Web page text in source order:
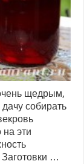
щедрым,
собирать
эти
Заготовки …